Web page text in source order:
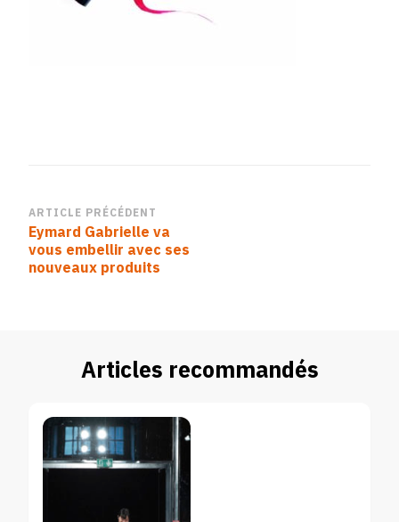
Navigation
d’article
ARTICLE PRÉCÉDENT
Eymard Gabrielle va
vous embellir avec ses
nouveaux produits
Articles recommandés